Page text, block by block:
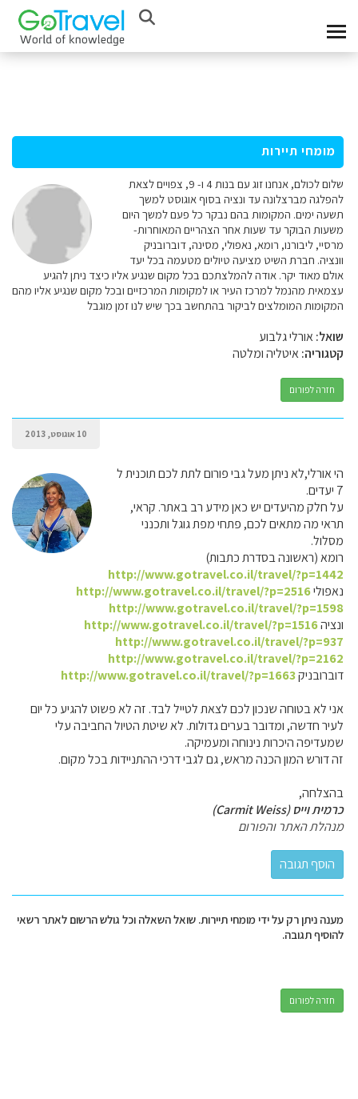
מומחי תיירות
שלום לכולם, אנחנו זוג עם בנות 4 ו- 9, צפויים לצאת
להפלגה מברצלונה עד ונציה בסוף אוגוסט למשך
תשעה ימים. המקומות בהם נבקר כל פעם למשך היום
משעות הבוקר עד שעות אחר הצהריים המאוחרות-
מרסיי, ליבורנו, רומא, נאפולי, מסינה, דוברובניק
וונציה. חברת השיט מציעה טיולים מטעמה בכל יעד
אולם מאוד יקר. אודה להמלצתכם בכל מקום שנגיע אליו כיצד ניתן להגיע
עצמאית מהנמל למרכז העיר או למקומות המרכזיים ובכל מקום שנגיע אליו מהם
המקומות המומלצים לביקור בהתחשב בכך שיש לנו זמן מוגבל
שואל:אורלי גלבוע
קטגוריה:איטליה ומלטה
חזרה לפורום
10 אוגוסט, 2013
הי אורלי,לא ניתן מעל גבי פורום לתת לכם תוכנית ל
7 יעדים.
על חלק מהיעדים יש כאן מידע רב באתר. קראי,
תראי מה מתאים לכם, פתחי מפת גוגל ותכנני
מסלול.
רומא (ראשונה בסדרת כתבות)
http://www.gotravel.co.il/travel/?p=1442
נאפוליhttp://www.gotravel.co.il/travel/?p=2516
http://www.gotravel.co.il/travel/?p=1598
ונציהhttp://www.gotravel.co.il/travel/?p=1516
http://www.gotravel.co.il/travel/?p=937
http://www.gotravel.co.il/travel/?p=2162
דוברובניקhttp://www.gotravel.co.il/travel/?p=1663
אני לא בטוחה שנכון לכם לצאת לטייל לבד. זה לא פשוט להגיע כל יום
לעיר חדשה, ומדובר בערים גדולות. לא שיטת הטיול החביבה עלי
שמעדיפה היכרות נינוחה ומעמיקה.
זה דורש המון הכנה מראש, גם לגבי דרכי ההתניידות בכל מקום.
בהצלחה,
כרמית וייס (Carmit Weiss)
מנהלת האתר והפורום
מענה ניתן רק על ידי מומחי תיירות. שואל השאלה וכל גולש הרשום לאתר רשאי
להוסיף תגובה.
חזרה לפורום